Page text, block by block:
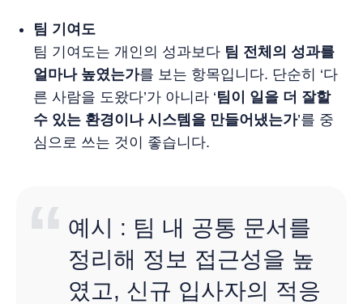
팀 기여도
팀 기여도는 개인의 성과보다 팀 전체의 성과를
얼마나 높였는가를 보는 항목입니다. 단순히 ‘다
른 사람을 도왔다’가 아니라 ‘팀이 일을 더 잘할
수 있는 환경이나 시스템을 만들어냈는가’를 중
심으로 쓰는 것이 좋습니다.
예시 : 팀 내 공통 문서를
정리해 정보 접근성을 높
였고, 신규 입사자의 적응